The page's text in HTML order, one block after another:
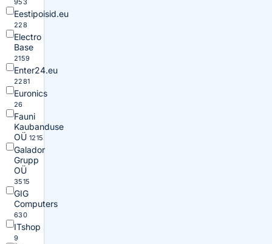
953
Eestipoisid.eu
228
Electro
Base
2159
Enter24.eu
2281
Euronics
26
Fauni
Kaubanduse
OÜ 1215
Galador
Grupp
OÜ
3515
GIG
Computers
630
ITshop
9